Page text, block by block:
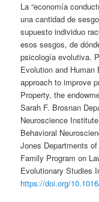
La “economía
una cantidad de
supuesto individuo
esos sesgos, de
psicología evolutiva.
Evolution and Human
approach to improve
Property, the
Sarah F. Brosnan
Neuroscience
Behavioral
Jones Departments
Family Program on
Evolutionary Studies
https://doi.org/